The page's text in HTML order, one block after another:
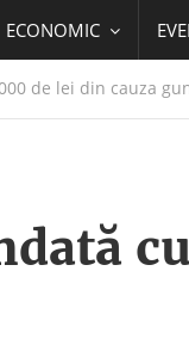
ECONOMIC
de lei din cauza